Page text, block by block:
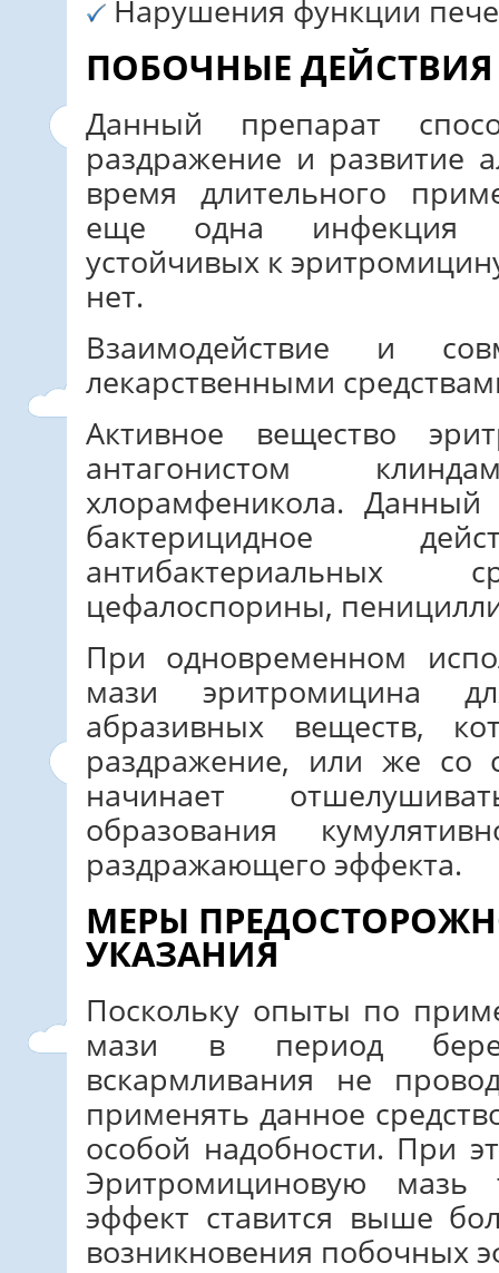
Нарушения функции
ПОБОЧНЫЕ ДЕЙСТВИЯ
Данный препарат
раздражение и развитие
время длительного
еще одна инфекция
устойчивых к
нет.
Взаимодействие и
лекарственными
Активное вещество
антагонистом
хлорамфеникола.
бактерицидное
цефалоспорины,
При одновременном
мази эритромицина
абразивных веществ,
раздражение, или же со
начинает
образования
раздражающего эффекта.
МЕРЫ
УКАЗАНИЯ
Поскольку опыты по
мази в период
вскармливания не
применять данное
особой надобности. При
Эритромициновую мазь
эффект ставится выше
возникновения побочных